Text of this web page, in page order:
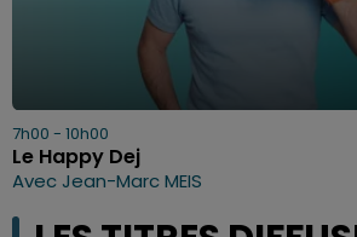
7h00 - 10h00
Le Happy Dej
Avec Jean-Marc MEIS